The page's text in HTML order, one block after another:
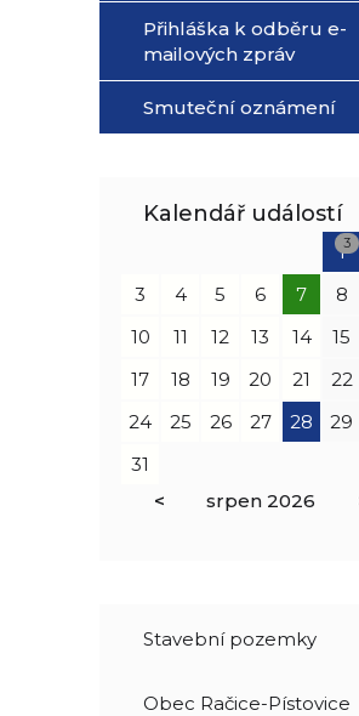
Přihláška k odběru e-
mailových zpráv
Smuteční oznámení
Kalendář událostí
13
3
4 5 6 7 8
10
11 12 13 14 15
17
18 19 20 21 22
24
25 26 27 28 29
31
<
srpen 2026
Stavební pozemky
Obec Račice-Pístovice